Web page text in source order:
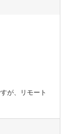
が、リモート